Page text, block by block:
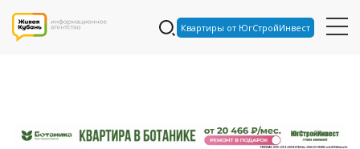
Квартиры от ЮгСтройИнвест